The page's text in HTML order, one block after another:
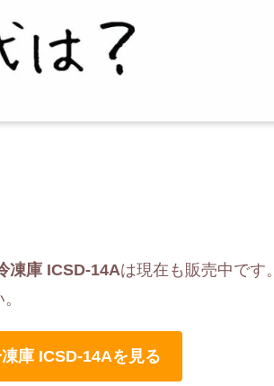
凍庫 ICSD-14Aは現在も販売中です。
庫 ICSD-14Aを見る